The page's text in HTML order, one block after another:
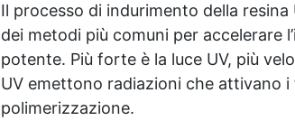
Il processo di indurimento della
dei metodi più comuni per accelerare
potente. Più forte è la luce UV, più
UV emettono radiazioni che attivano
polimerizzazione.